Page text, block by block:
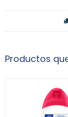
Productos